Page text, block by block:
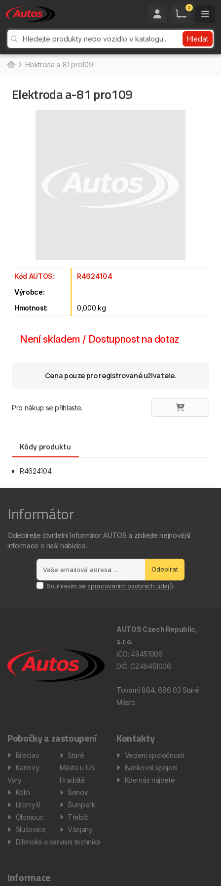
0
Hledat
Elektroda a-81 pro109
Elektroda a-81 pro109
Kód AUTOS:
R4624104
Výrobce:
Hmotnost:
0,000 kg
Není skladem / Dostupnost na dotaz
Cena pouze pro registrované uživatele.
Pro nákup se přihlaste.
Kódy produktu
R4624104
Informátor
Odebírejte čtvrtletní Informátor AUTOS a získejte nejnovější
informace o naší nabídce.
Odebírat
Souhlasím se zpracováním osobních údajů.
AUTOS Czech Republic,
s.r.o.
IČO: 49451006
DIČ: CZ49451006
Tovární 884, 686 03 Staré
Město
Pobočky a zastoupení
Břeclav
Karlovy
Vary
Kolín
Litomyšl
Olomouc
Slušovice
Staré
Město u Uh.
Hradiště
Šenov
Šumperk
Třebíč
Všejany
Dílenská a servisní technika
Kontakty
Vedení společnosti
Bankovní spojení
Kde nás najdete
Informace